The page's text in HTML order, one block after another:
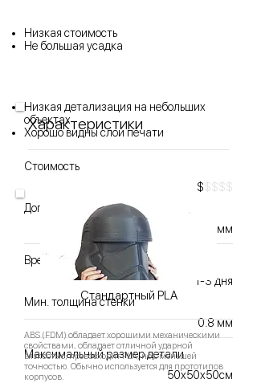
Низкая стоимость
Не большая усадка
Низкая детализация на небольших
объектах
Хорошо видны слои печати
Характеристики
Стоимость
$$$$$
Допуск отклонения
±0.5-0.8 мм
Время изготовления
1-3 дня
Мин. толщина стенки
0.8 мм
Максимальный размер детали
50х50х50см
Стандартный PLA
ABS (FDM) обладает хорошими механическими
свойствами, обладает отличной ударной
вязкостью, превосходит PLA, но с меньшей
точностью. Обычно используется для прототипов
корпусов.